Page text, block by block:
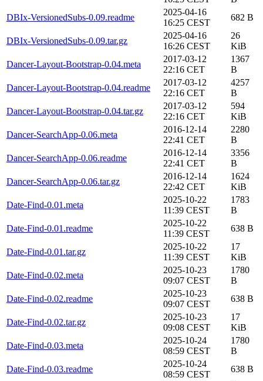
DBIx-VersionedSubs-0.09.readme
2025-04-16
16:25 CEST
682 B
DBIx-VersionedSubs-0.09.tar.gz
2025-04-16
16:26 CEST
26
KiB
Dancer-Layout-Bootstrap-0.04.meta
2017-03-12
22:16 CET
1367
B
Dancer-Layout-Bootstrap-0.04.readme
2017-03-12
22:16 CET
4257
B
Dancer-Layout-Bootstrap-0.04.tar.gz
2017-03-12
22:16 CET
594
KiB
Dancer-SearchApp-0.06.meta
2016-12-14
22:41 CET
2280
B
Dancer-SearchApp-0.06.readme
2016-12-14
22:41 CET
3356
B
Dancer-SearchApp-0.06.tar.gz
2016-12-14
22:42 CET
1624
KiB
Date-Find-0.01.meta
2025-10-22
11:39 CEST
1783
B
Date-Find-0.01.readme
2025-10-22
11:39 CEST
638 B
Date-Find-0.01.tar.gz
2025-10-22
11:39 CEST
17
KiB
Date-Find-0.02.meta
2025-10-23
09:07 CEST
1780
B
Date-Find-0.02.readme
2025-10-23
09:07 CEST
638 B
Date-Find-0.02.tar.gz
2025-10-23
09:08 CEST
17
KiB
Date-Find-0.03.meta
2025-10-24
08:59 CEST
1780
B
Date-Find-0.03.readme
2025-10-24
08:59 CEST
638 B